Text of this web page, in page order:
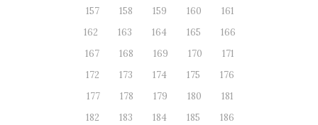
157
158 159 160
161
162
163 164 165
166
167
168 169 170
171
172
173 174 175
176
177
178 179 180
181
182
183 184 185
186